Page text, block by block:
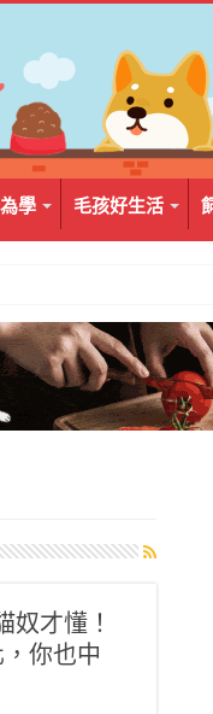
學 毛孩好生活
奴才懂！
你也中